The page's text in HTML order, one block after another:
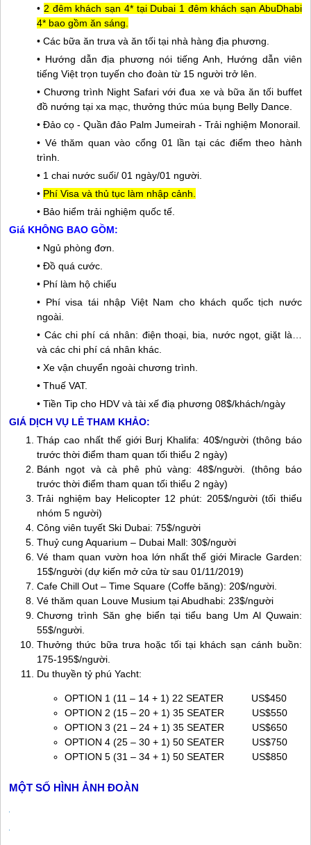
• 2 đêm khách sạn 4* tại Dubai 1 đêm khách sạn AbuDhabi
4* bao gồm ăn sáng.
• Các bữa ăn trưa và ăn tối tại nhà hàng địa phương.
• Hướng dẫn địa phương nói tiếng Anh, Hướng dẫn viên
tiếng Việt trọn tuyến cho đoàn từ 15 người trở lên.
• Chương trình Night Safari với đua xe và bữa ăn tối buffet
đồ nướng tại xa mạc, thưởng thức múa bụng Belly Dance.
• Đảo cọ - Quần đảo Palm Jumeirah - Trải nghiệm Monorail.
• Vé thăm quan vào cổng 01 lần tại các điểm theo hành
trình.
• 1 chai nước suối/ 01 ngày/01 người.
• Phí Visa và thủ tục làm nhập cảnh.
• Bảo hiểm trải nghiệm quốc tế.
Giá KHÔNG BAO GỒM:
• Ngủ phòng đơn.
• Đồ quá cước.
• Phí làm hộ chiếu
• Phí visa tái nhập Việt Nam cho khách quốc tịch nước
ngoài.
• Các chi phí cá nhân: điện thoại, bia, nước ngọt, giặt là…
và các chi phí cá nhân khác.
• Xe vận chuyển ngoài chương trình.
• Thuế VAT.
• Tiền Tip cho HDV và tài xế điạ phương 08$/khách/ngày
GIÁ DỊCH VỤ LẺ THAM KHẢO:
Tháp cao nhất thế giới Burj Khalifa: 40$/người (thông báo
trước thời điểm tham quan tối thiểu 2 ngày)
Bánh ngọt và cà phê phủ vàng: 48$/người. (thông báo
trước thời điểm tham quan tối thiểu 2 ngày)
Trải nghiệm bay Helicopter 12 phút: 205$/người (tối thiểu
nhóm 5 người)
Công viên tuyết Ski Dubai: 75$/người
Thuỷ cung Aquarium – Dubai Mall: 30$/người
Vé tham quan vườn hoa lớn nhất thế giới Miracle Garden:
15$/người (dự kiến mở cửa từ sau 01/11/2019)
Cafe Chill Out – Time Square (Coffe băng): 20$/người.
Vé thăm quan Louve Musium tại Abudhabi: 23$/người
Chương trình Săn ghẹ biển tại tiểu bang Um Al Quwain:
55$/người.
Thưởng thức bữa trưa hoặc tối tại khách sạn cánh buồn:
175-195$/người.
Du thuyền tỷ phú Yacht:
OPTION 1 (11 – 14 + 1) 22 SEATER US$450
OPTION 2 (15 – 20 + 1) 35 SEATER US$550
OPTION 3 (21 – 24 + 1) 35 SEATER US$650
OPTION 4 (25 – 30 + 1) 50 SEATER US$750
OPTION 5 (31 – 34 + 1) 50 SEATER US$850
MỘT SỐ HÌNH ẢNH ĐOÀN